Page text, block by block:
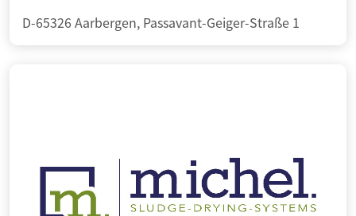
D-65326 Aarbergen, Passavant-Geiger-Straße 1